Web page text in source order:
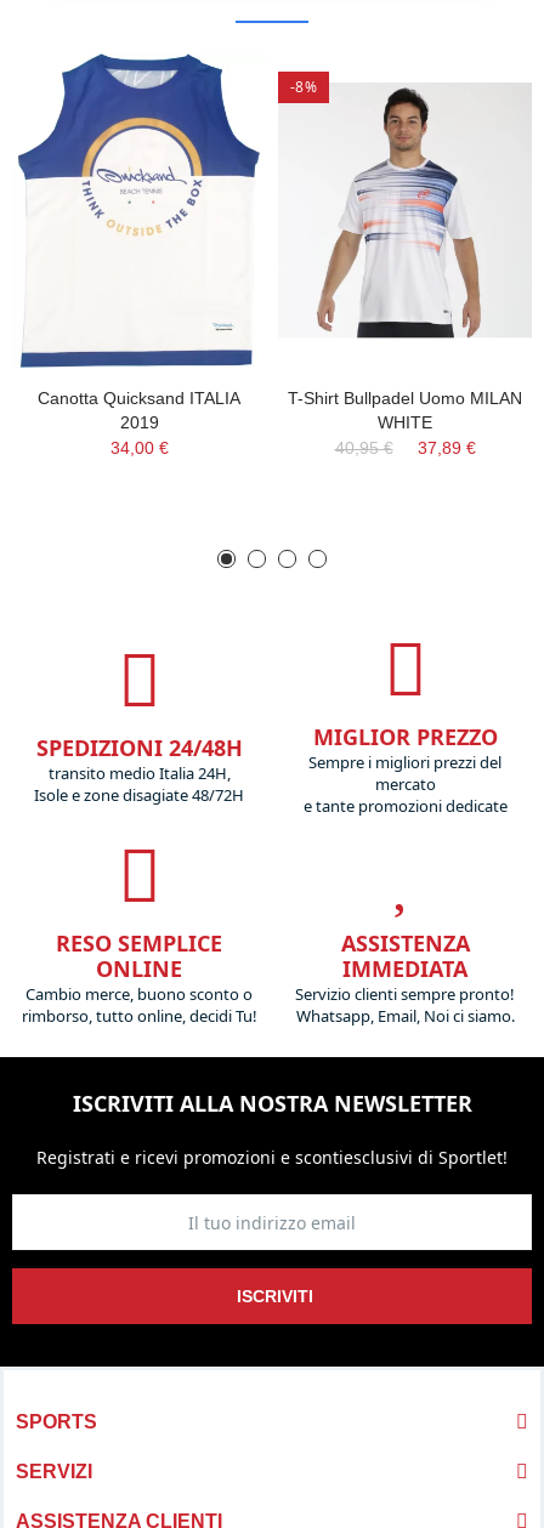
Canotta Quicksand ITALIA
2019
34,00 €
-8%
T-Shirt Bullpadel Uomo MILAN
WHITE
40,95 €
37,89 €
SPEDIZIONI 24/48H
transito medio Italia 24H,
Isole e zone disagiate 48/72H
MIGLIOR PREZZO
Sempre i migliori prezzi del
mercato
e tante promozioni dedicate
RESO SEMPLICE
ONLINE
Cambio merce, buono sconto o
rimborso, tutto online, decidi Tu!
ASSISTENZA
IMMEDIATA
Servizio clienti sempre pronto!
Whatsapp, Email, Noi ci siamo.
ISCRIVITI ALLA NOSTRA NEWSLETTER
Registrati e ricevi promozioni e scontiesclusivi di Sportlet!
ISCRIVITI
SPORTS
SERVIZI
ASSISTENZA CLIENTI